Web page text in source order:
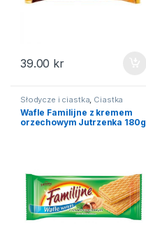
39.00 kr
Słodycze i ciastka, Ciastka
Wafle Familijne z kremem
orzechowym Jutrzenka 180g